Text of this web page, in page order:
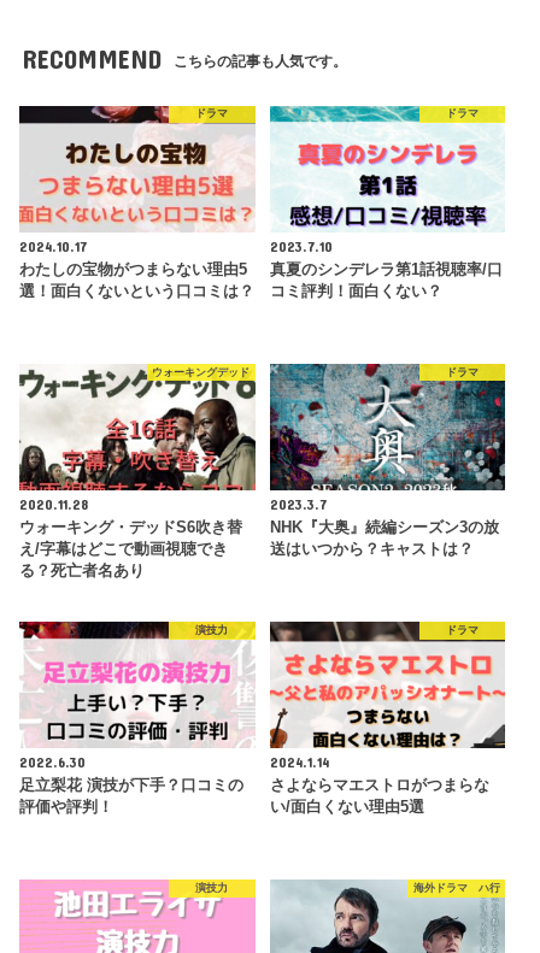
RECOMMEND こちらの記事も人気です。
ドラマ
2024.10.17
わたしの宝物がつまらない理由5
選！面白くないという口コミは？
ドラマ
2023.7.10
真夏のシンデレラ第1話視聴率/口
コミ評判！面白くない？
ウォーキングデッド
2020.11.28
ウォーキング・デッドS6吹き替
え/字幕はどこで動画視聴でき
る？死亡者名あり
ドラマ
2023.3.7
NHK『大奥』続編シーズン3の放
送はいつから？キャストは？
演技力
2022.6.30
足立梨花 演技が下手？口コミの
評価や評判！
ドラマ
2024.1.14
さよならマエストロがつまらな
い/面白くない理由5選
演技力 海外ドラマ ハ行